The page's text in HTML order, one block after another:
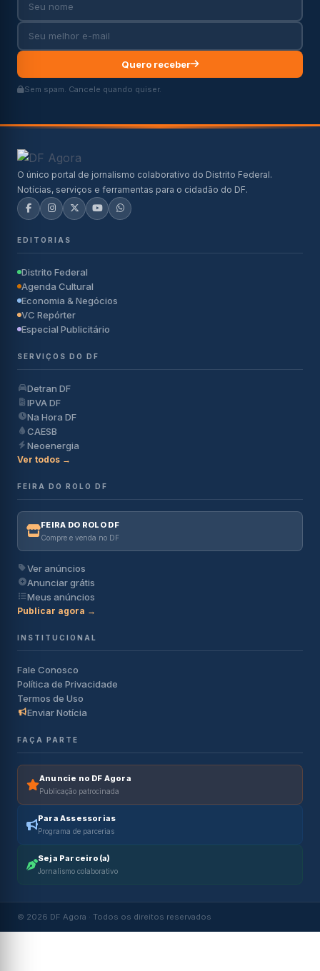
Quero receber
Sem spam. Cancele quando quiser.
O único portal de jornalismo colaborativo do Distrito Federal.
Notícias, serviços e ferramentas para o cidadão do DF.
EDITORIAS
Distrito Federal
Agenda Cultural
Economia & Negócios
VC Repórter
Especial Publicitário
SERVIÇOS DO DF
Detran DF
IPVA DF
Na Hora DF
CAESB
Neoenergia
Ver todos →
FEIRA DO ROLO DF
FEIRA DO ROLO DF
Compre e venda no DF
Ver anúncios
Anunciar grátis
Meus anúncios
Publicar agora →
INSTITUCIONAL
Fale Conosco
Política de Privacidade
Termos de Uso
Enviar Notícia
FAÇA PARTE
Anuncie no DF Agora
Publicação patrocinada
Para Assessorias
Programa de parcerias
Seja Parceiro(a)
Jornalismo colaborativo
© 2026 DF Agora · Todos os direitos reservados